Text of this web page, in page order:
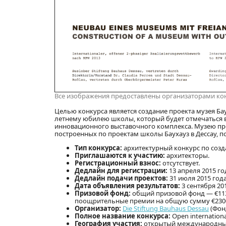
Все изображения предоставлены организаторами
Целью конкурса является создание проекта музея
летнему юбилею школы, который будет отмечаться
инновационного выставочного комплекса. Музею
построенных по проектам школы Баухауз в
Тип конкурса: архитектурный конкурс по
Приглашаются к участию: архитекторы.
Регистрационный взнос: отсутствует.
Дедлайн для регистрации: 13 апреля 2015
Дедлайн подачи проектов: 31 июля 2015
Дата объявления результатов: 3 сентября
Призовой фонд: общий призовой фонд —
поощрительные премии на общую сумму
Организатор: Die Stiftung Bauhaus Dessau
Полное название конкурса: Open
География участия: открытый